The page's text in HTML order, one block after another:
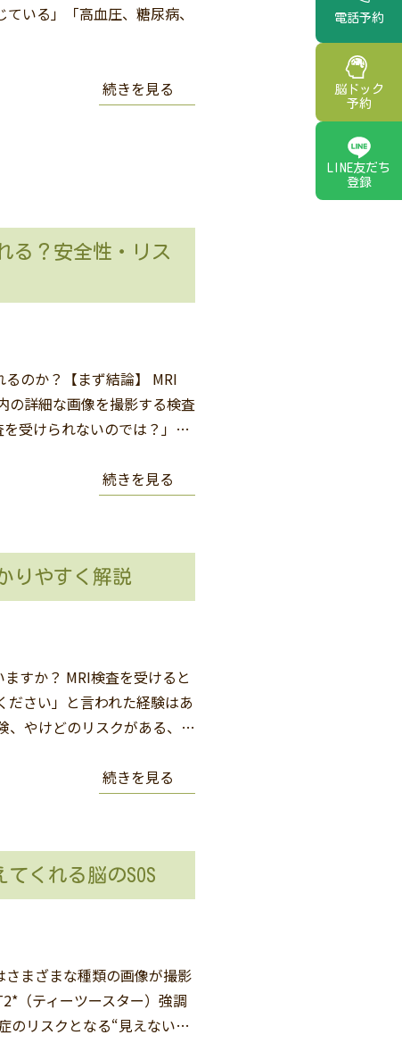
電話予約
脳ドック
予約
LINE友だち
登録
いる」「高血圧、糖尿病、
続きを見る
る？安全性・リス
のか？【まず結論】 MRI
の詳細な画像を撮影する検査
を受けられないのでは？」…
続きを見る
りやすく解説
すか？ MRI検査を受けると
ださい」と言われた経験はあ
、やけどのリスクがある、…
続きを見る
くれる脳のSOS
まざまな種類の画像が撮影
（ティーツースター）強調
のリスクとなる“見えない…